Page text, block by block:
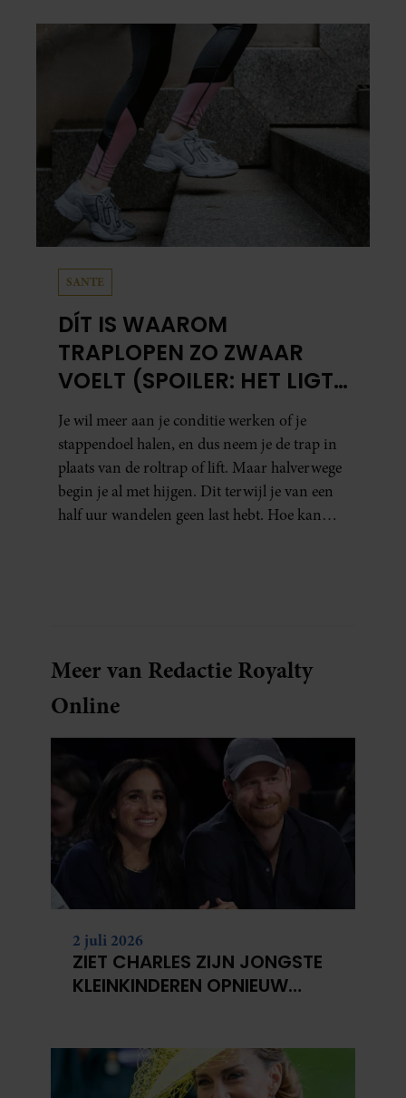
SANTE
DÍT IS WAAROM
TRAPLOPEN ZO ZWAAR
VOELT (SPOILER: HET LIGT
NIET AAN JE CONDITIE)
Je wil meer aan je conditie werken of je
stappendoel halen, en dus neem je de trap in
plaats van de roltrap of lift. Maar halverwege
begin je al met hijgen. Dit terwijl je van een
half uur wandelen geen last hebt. Hoe kan
Meer van Redactie Royalty
Online
2 juli 2026
ZIET CHARLES ZIJN JONGSTE
KLEINKINDEREN OPNIEUW